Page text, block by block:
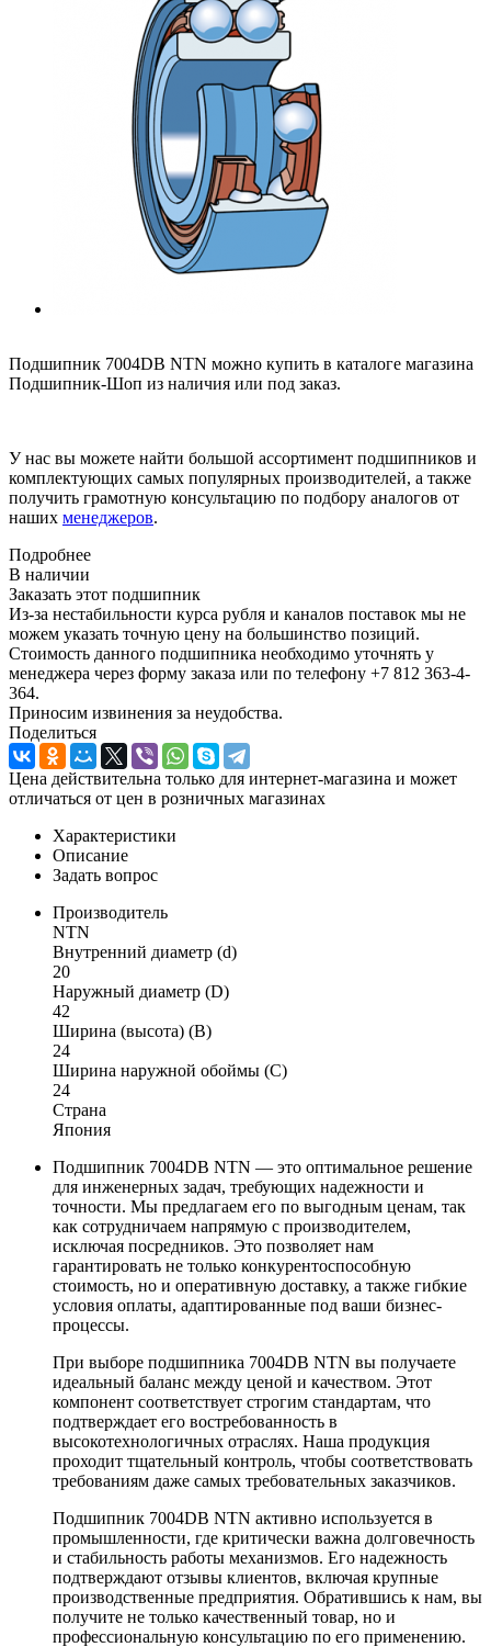
Подшипник 7004DB NTN можно купить в каталоге магазина
Подшипник-Шоп из наличия или под заказ.
У нас вы можете найти большой ассортимент подшипников и
комплектующих самых популярных производителей, а также
получить грамотную консультацию по подбору аналогов от
наших менеджеров.
Подробнее
В наличии
Заказать этот подшипник
Из-за нестабильности курса рубля и каналов поставок мы не
можем указать точную цену на большинство позиций.
Стоимость данного подшипника необходимо уточнять у
менеджера через форму заказа или по телефону +7 812 363-4-
364.
Приносим извинения за неудобства.
Поделиться
Цена действительна только для интернет-магазина и может
отличаться от цен в розничных магазинах
Характеристики
Описание
Задать вопрос
Производитель
NTN
Внутренний диаметр (d)
20
Наружный диаметр (D)
42
Ширина (высота) (B)
24
Ширина наружной обоймы (C)
24
Страна
Япония
Подшипник 7004DB NTN — это оптимальное решение
для инженерных задач, требующих надежности и
точности. Мы предлагаем его по выгодным ценам, так
как сотрудничаем напрямую с производителем,
исключая посредников. Это позволяет нам
гарантировать не только конкурентоспособную
стоимость, но и оперативную доставку, а также гибкие
условия оплаты, адаптированные под ваши бизнес-
процессы.
При выборе подшипника 7004DB NTN вы получаете
идеальный баланс между ценой и качеством. Этот
компонент соответствует строгим стандартам, что
подтверждает его востребованность в
высокотехнологичных отраслях. Наша продукция
проходит тщательный контроль, чтобы соответствовать
требованиям даже самых требовательных заказчиков.
Подшипник 7004DB NTN активно используется в
промышленности, где критически важна долговечность
и стабильность работы механизмов. Его надежность
подтверждают отзывы клиентов, включая крупные
производственные предприятия. Обратившись к нам, вы
получите не только качественный товар, но и
профессиональную консультацию по его применению.